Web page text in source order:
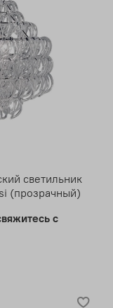
светильник
(прозрачный)
с